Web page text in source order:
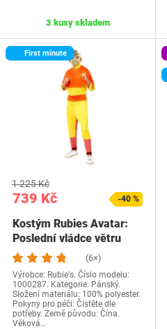
3 kusy skladem
First minute
739 Kč
1 225 Kč
-40 %
Kostým Rubies Avatar:
Poslední vládce větru
Aang pro muže,…
(6×)
Výrobce: Rubie's. Číslo modelu:
1000287. Kategorie: Pánský.
Složení materiálu: 100% polyester.
Pokyny pro péči: Čistěte dle
potřeby. Země původu: Čína.
Věková…